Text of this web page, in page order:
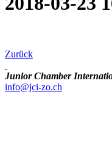
Zurück
Junior Chamber
info@jci-zo.ch